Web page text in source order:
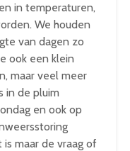
in temperaturen,
We houden
van dagen zo
ook een klein
maar veel meer
in de pluim
en ook op
maar de vraag of